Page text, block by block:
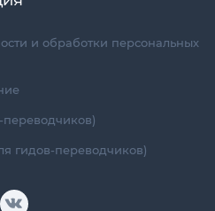
и обработки персональных
гидов-переводчиков)